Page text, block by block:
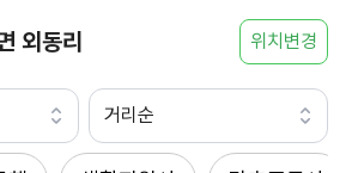
외동리 위치변경
거리순